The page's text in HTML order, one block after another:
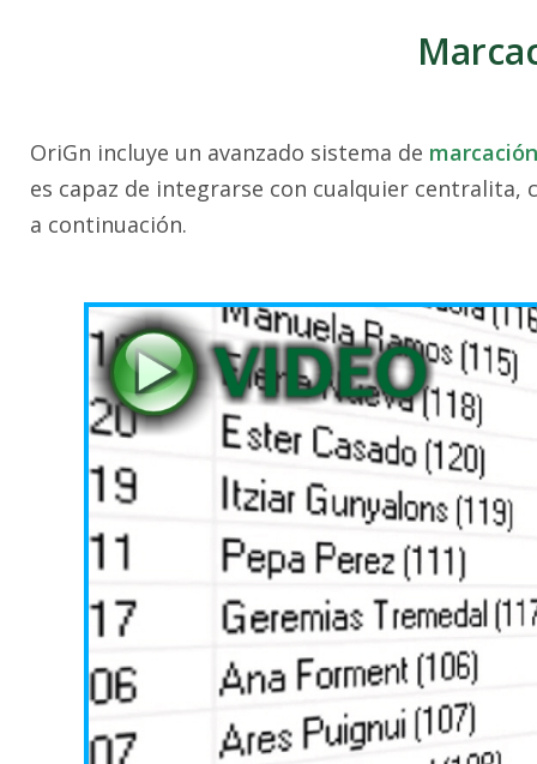
OriGn incluye un avanzado sistema de
es capaz de integrarse con cualquier centralita,
a continuación.